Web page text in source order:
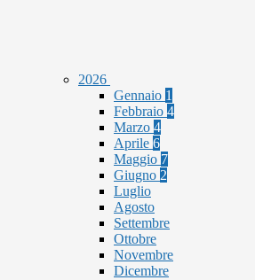
2026
Gennaio 1
Febbraio 4
Marzo 4
Aprile 6
Maggio 7
Giugno 2
Luglio
Agosto
Settembre
Ottobre
Novembre
Dicembre